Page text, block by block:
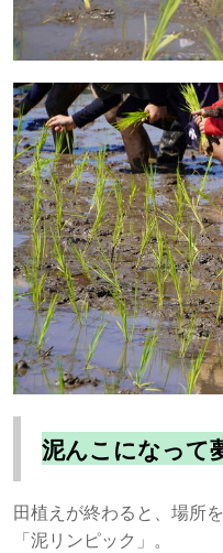
泥んこになって
田植えが終わると、場所
「泥リンピック」。